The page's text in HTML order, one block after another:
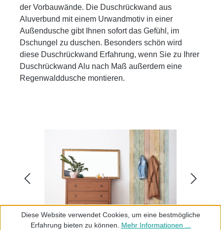
der Vorbauwände. Die Duschrückwand aus
Aluverbund mit einem Urwandmotiv in einer
Außendusche gibt Ihnen sofort das Gefühl, im
Dschungel zu duschen. Besonders schön wird
diese Duschrückwand Erfahrung, wenn Sie zu Ihrer
Duschrückwand Alu nach Maß außerdem eine
Regenwalddusche montieren.
Diese Website verwendet Cookies, um eine bestmögliche
Erfahrung bieten zu können. Mehr Informationen ...